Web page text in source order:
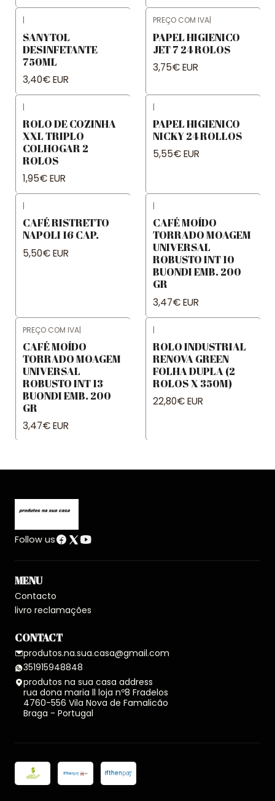
|
SANYTOL
DESINFETANTE
750ML
3,40€ EUR
PREÇO COM IVA|
PAPEL HIGIENICO
JET 7 24 ROLOS
3,75€ EUR
|
ROLO DE COZINHA
XXL TRIPLO
COLHOGAR 2
ROLOS
1,95€ EUR
|
PAPEL HIGIENICO
NICKY 24 ROLLOS
5,55€ EUR
|
CAFÉ RISTRETTO
NAPOLI 16 CAP.
5,50€ EUR
|
CAFÉ MOÍDO
TORRADO MOAGEM
UNIVERSAL
ROBUSTO INT 10
BUONDI EMB. 200
GR
3,47€ EUR
PREÇO COM IVA|
CAFÉ MOÍDO
TORRADO MOAGEM
UNIVERSAL
ROBUSTO INT 13
BUONDI EMB. 200
GR
3,47€ EUR
|
ROLO INDUSTRIAL
RENOVA GREEN
FOLHA DUPLA (2
ROLOS X 350M)
22,80€ EUR
Follow us
MENU
Contacto
livro reclamações
CONTACT
produtos.na.sua.casa@gmail.com
351915948848
produtos na sua casa address
rua dona maria ll loja nº8 Fradelos
4760-556 Vila Nova de Famalicão
Braga - Portugal